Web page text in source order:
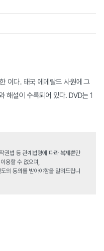
이다. 태국 에메랄드 사원에 그
해설이 수록되어 있다. DVD는 1
권법 등 관계법령에 따라 복제뿐만
용할 수 없으며,
의 동의를 받아야함을 알려드립니